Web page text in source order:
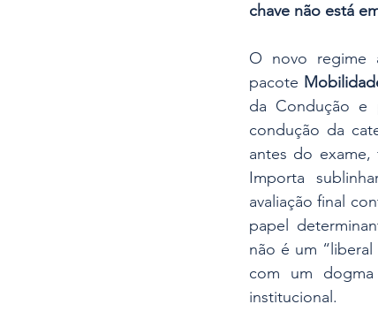
chave não está
O novo regime
pacote
da Condução e
condução da
antes do exame,
Importa
avaliação final
papel
não é um
com um
institucional.